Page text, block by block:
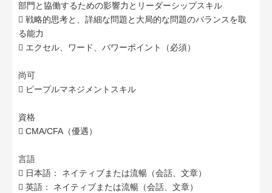
部門と協働するための影響力とリーダーシップスキル
 戦略的思考と、詳細な問題と大局的な問題のバランスを取
る能力
 エクセル、ワード、パワーポイント（必須）
尚可
 ピープルマネジメントスキル
資格
 CMA/CFA（優遇）
言語
 日本語： ネイティブまたは流暢（会話、文章）
 英語： ネイティブまたは流暢（会話、文章）